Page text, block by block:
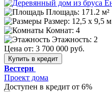
Площадь: 171.2 м²
Размер: 12,5 x 9,5 м
Комнат: 4
Этажность: 2
Цена от: 3 700 000 руб.
Купить в кредит
Вестерн
Проект дома
Доступен в кредит от 6%